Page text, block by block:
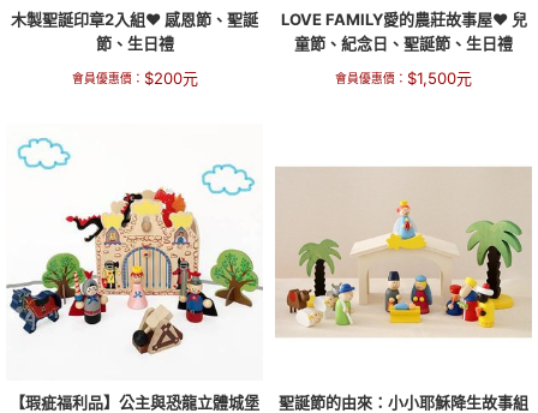
木製聖誕印章2入組❤ 感恩節、聖誕
節、生日禮
會員優惠價： $200元
LOVE FAMILY愛的農莊故事屋❤ 兒
童節、紀念日、聖誕節、生日禮
會員優惠價： $1,500元
【瑕疵福利品】公主與恐龍立體城堡
聖誕節的由來：小小耶穌降生故事組